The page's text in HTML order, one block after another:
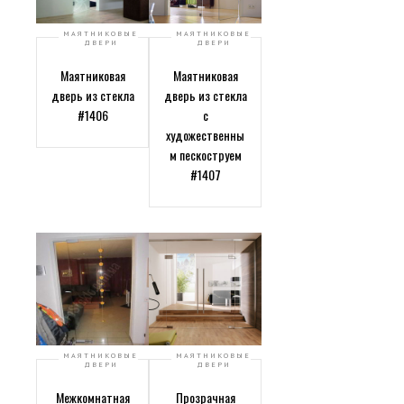
МАЯТНИКОВЫЕ
ДВЕРИ
Маятниковая
дверь из стекла
#1406
МАЯТНИКОВЫЕ
ДВЕРИ
Маятниковая
дверь из стекла
с
художественны
м пескоструем
#1407
МАЯТНИКОВЫЕ
ДВЕРИ
Межкомнатная
МАЯТНИКОВЫЕ
ДВЕРИ
Прозрачная